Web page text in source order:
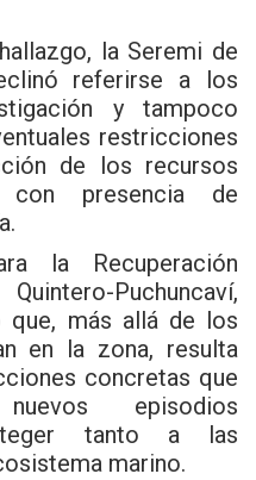
la Seremi de
referirse a los
y tampoco
restricciones
de los recursos
con presencia de
la Recuperación
Puchuncaví,
que, más allá de los
en la zona, resulta
concretas que
episodios
tanto a las
marino.